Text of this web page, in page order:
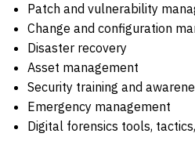
Patch and vulnerability
Change and configuration
Disaster recovery
Asset management
Security training and
Emergency management
Digital forensics tools,